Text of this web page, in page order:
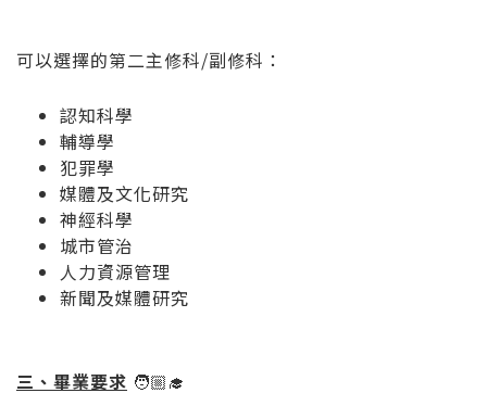
可以選擇的第二主修科/副修科：
認知科學
輔導學
犯罪學
媒體及文化研究
神經科學
城市管治
人力資源管理
新聞及媒體研究
三、畢業要求 🧑🏼‍🎓